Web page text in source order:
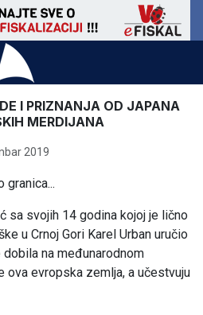
I PRIZNANJA OD JAPANA
MERDIJANA
2019
granica...
sa svojih 14 godina kojoj je lično
u Crnoj Gori Karel Urban uručio
na međunarodnom
ova evropska zemlja, a učestvuju